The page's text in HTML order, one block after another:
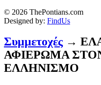
© 2026 ThePontians.com
Designed by: FindUs
Συμμετοχές →
ΑΦΙΕΡΩΜΑ
ΕΛΛΗΝΙΣΜΟ